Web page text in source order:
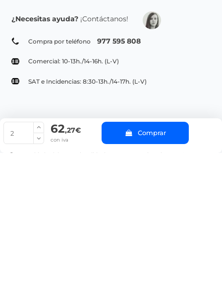
62,27€
con iva
Comprar
La cantidad mínima en el pedido de compra para el producto es 2.
¿Necesitas ayuda? ¡Contáctanos!
Compra por teléfono 977 595 808
Comercial: 10-13h./14-16h. (L-V)
SAT e Incidencias: 8:30-13h./14-17h. (L-V)
© Copyright 2022 PepeBar.com |
Aviso legal y
Condiciones generales de compra |
Blog